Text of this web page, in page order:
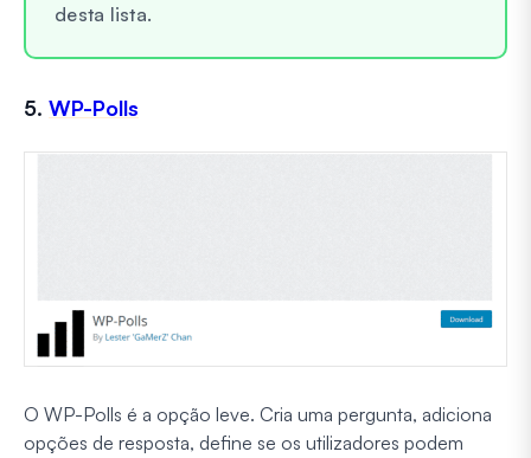
desta lista.
5. WP-Polls
O WP-Polls é a opção leve. Cria uma pergunta, adiciona
opções de resposta, define se os utilizadores podem